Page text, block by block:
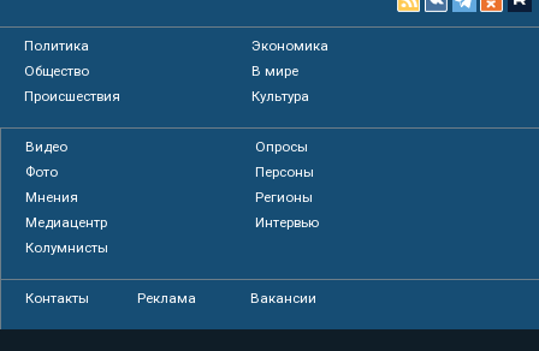
Политика
Экономика
Общество
В мире
Происшествия
Культура
Видео
Опросы
Фото
Персоны
Мнения
Регионы
Медиацентр
Интервью
Колумнисты
Контакты Реклама Вакансии